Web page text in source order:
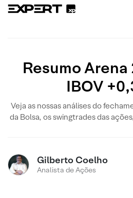
Resumo
IBOV
Veja as nossas análises do
da Bolsa, os swingtrades das
Gilberto Coelho
Analista de Ações